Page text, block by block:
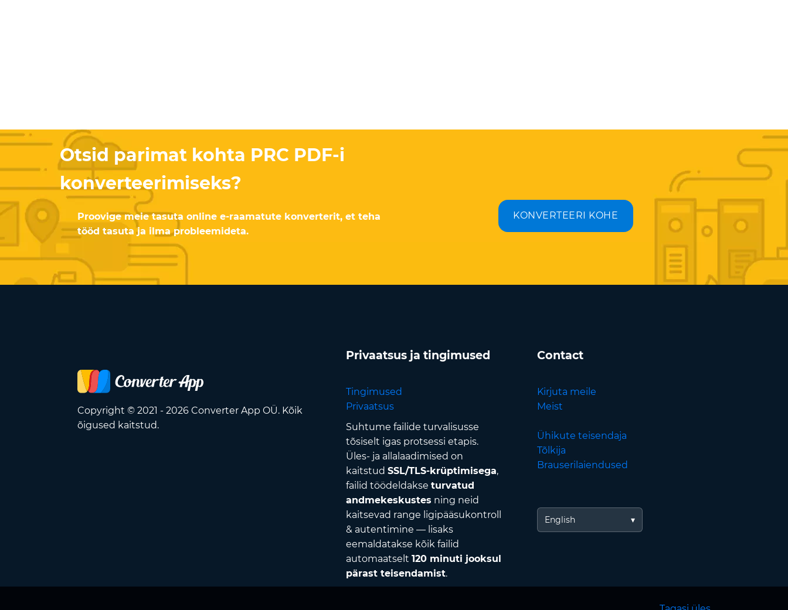
Otsid parimat kohta PRC PDF-i
konverteerimiseks?
Proovige meie tasuta online e-raamatute konverterit, et teha
tööd tasuta ja ilma probleemideta.
KONVERTEERI KOHE
Copyright © 2021 - 2026 Converter App OÜ. Kõik
õigused kaitstud.
Privaatsus ja tingimused
Tingimused
Privaatsus
Suhtume failide turvalisusse
tõsiselt igas protsessi etapis.
Üles- ja allalaadimised on
kaitstud SSL/TLS-krüptimisega,
failid töödeldakse turvatud
andmekeskustes ning neid
kaitsevad range ligipääsukontroll
& autentimine — lisaks
eemaldatakse kõik failid
automaatselt 120 minuti jooksul
pärast teisendamist.
Contact
Kirjuta meile
Meist
Ühikute teisendaja
Tõlkija
Brauserilaiendused
English